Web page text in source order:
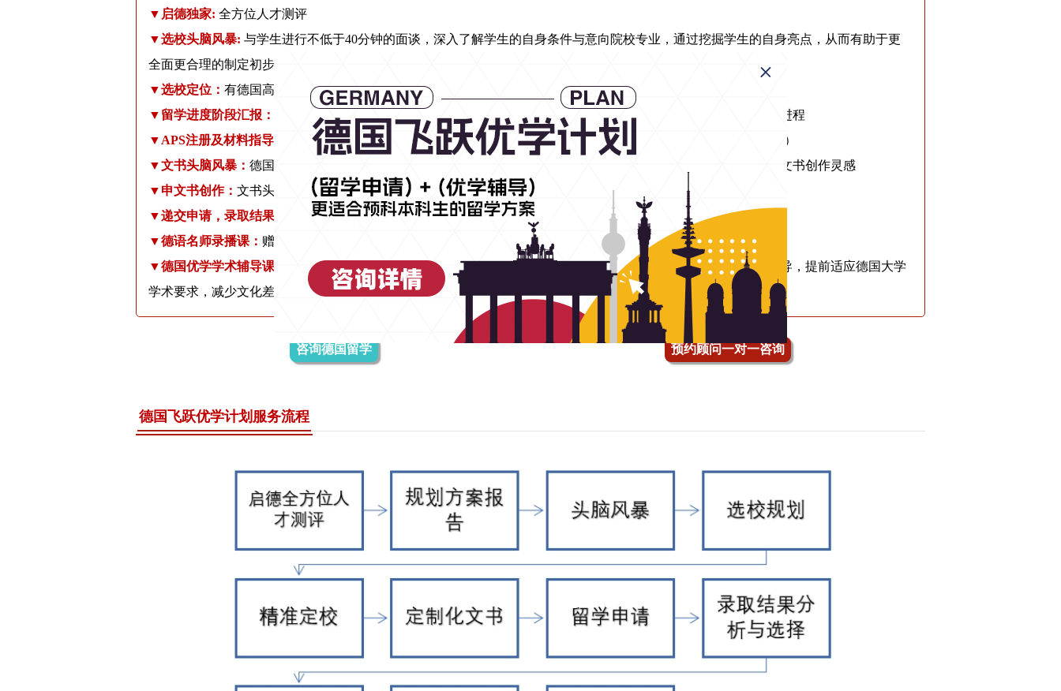
▼ 启德独家: 全方位人才测评
▼选校头脑风暴: 与学生进行不低于40分钟的面谈，深入了解学生的自身条件与意向院校专业，通过挖掘学生的自身亮点，从而有助于更
全面更合理的制定初步学校方案和提升建议
▼选校定位： 有德国高端策划老师完成学生的精准查校及定校方案
▼ 留学进度阶段汇报：
在首次签署定校确认书前，会按季度发送留学进度阶段汇报，以便学生及时了解自己的留学进程
▼ APS注册及材料指导：
提供APS审核的注册及材料指导，由资深德国文案老师提供3次流程辅导（不提供专业辅导）
▼文书头脑风暴： 德国资深文案老师与学生进行不低于40分钟的面谈，使得学生全面了解申请院校文书要求，激发文书创作灵感
▼ 申文书创作： 文书头脑风暴后，由德国资深文案老师进行申请文书创作
▼递交申请，录取结果分析与选择，签证指导：由德国资深文案为学生提供院校的申请，录取和签证服务
▼德语名师录播课： 赠送德语A1-A2级别重点语法知识精讲，共36课时
▼德国优学学术辅导课程：
提供德国优学学术一对一辅导课程20课时，为学生提供德国高中，预科和本科课程的辅导，提前适应德国大学
学术要求，减少文化差异带来的压力
咨询德国留学 预约顾问一对一咨询
德国飞跃优学计划服务流程